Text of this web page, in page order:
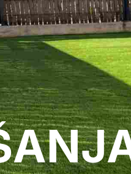
TRAVA VINIL STENSKI